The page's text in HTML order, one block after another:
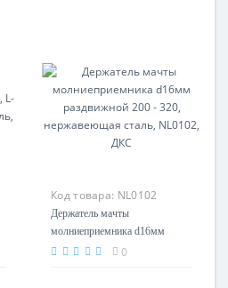
Код товара: NL0102
Держатель мачты
молниеприемника d16мм
раздвижной 200 - 320,
0